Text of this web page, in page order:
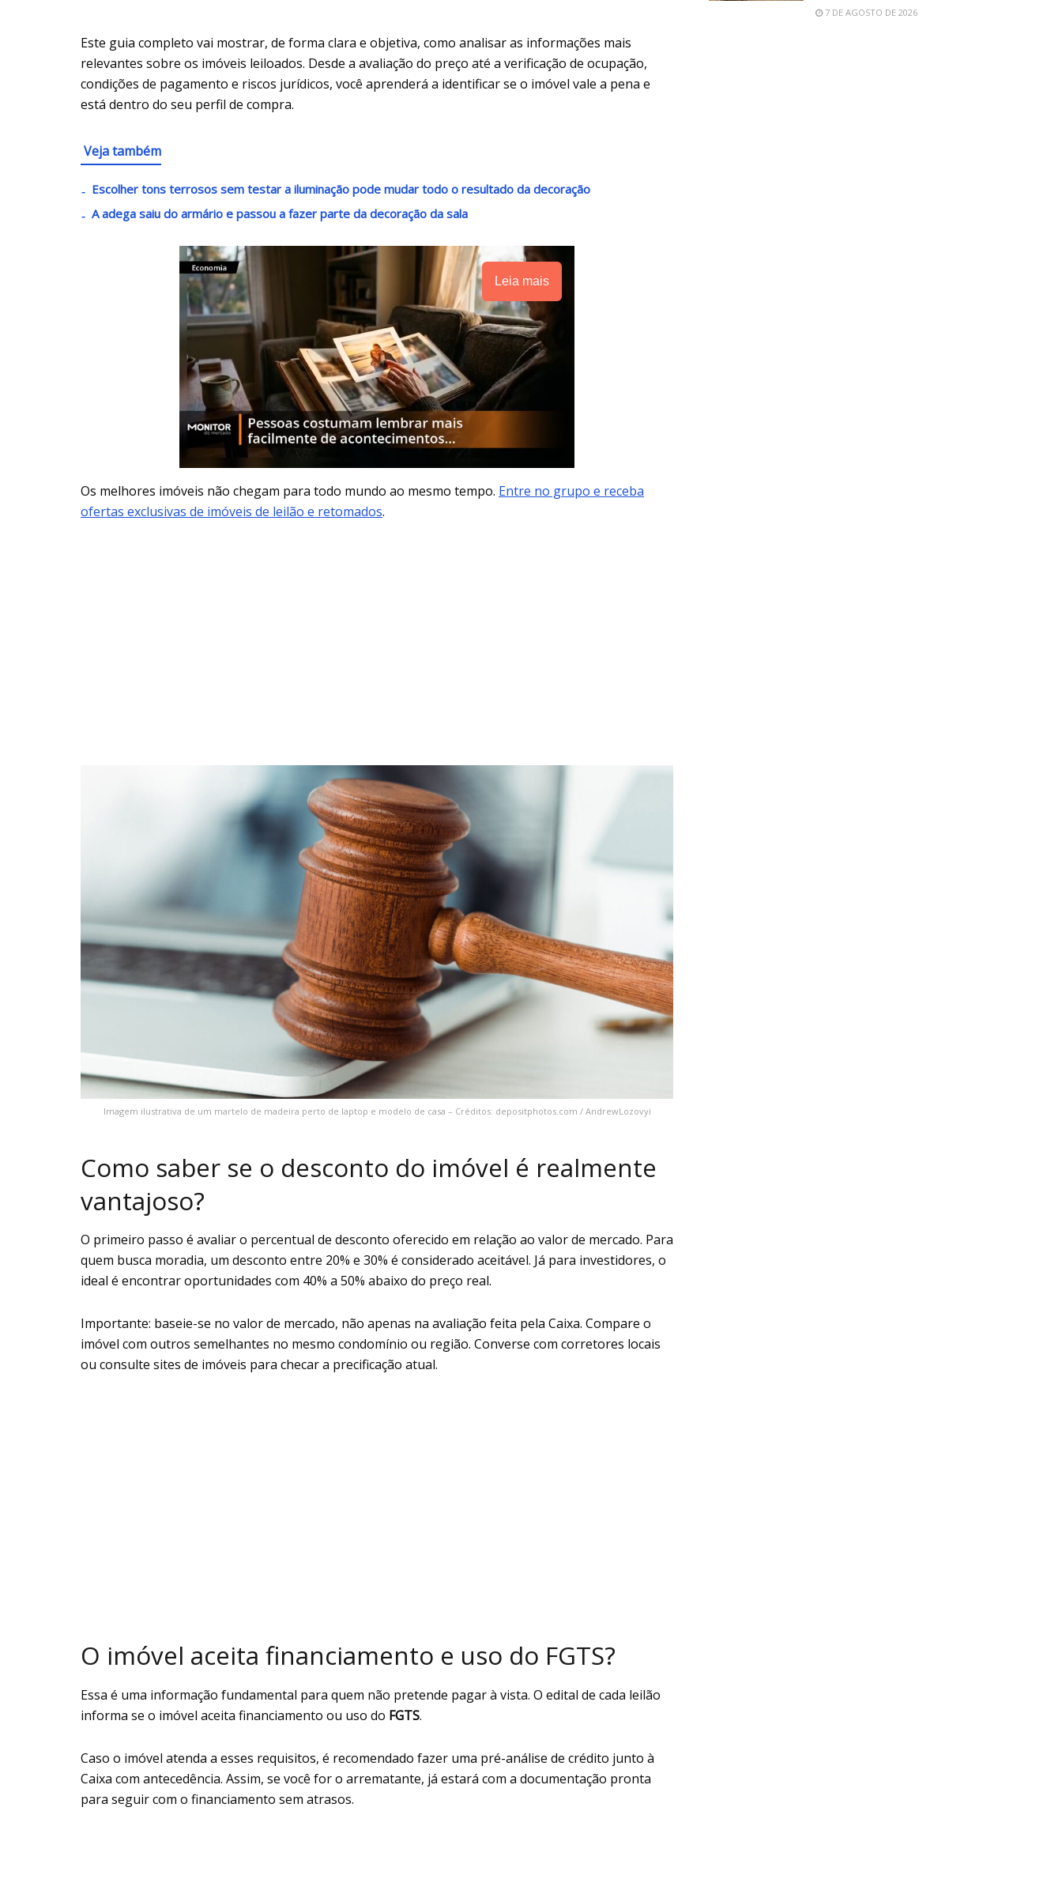
Este guia completo vai mostrar, de forma clara e objetiva, como analisar as informações mais
relevantes sobre os imóveis leiloados. Desde a avaliação do preço até a verificação de ocupação,
condições de pagamento e riscos jurídicos, você aprenderá a identificar se o imóvel vale a pena e
está dentro do seu perfil de compra.
Veja também
Escolher tons terrosos sem testar a iluminação pode mudar todo o resultado da decoração
A adega saiu do armário e passou a fazer parte da decoração da sala
Leia mais
Os melhores imóveis não chegam para todo mundo ao mesmo tempo. Entre no grupo e receba
ofertas exclusivas de imóveis de leilão e retomados.
Imagem ilustrativa de um martelo de madeira perto de laptop e modelo de casa – Créditos: depositphotos.com / AndrewLozovyi
Como saber se o desconto do imóvel é realmente
vantajoso?
O primeiro passo é avaliar o percentual de desconto oferecido em relação ao valor de mercado. Para
quem busca moradia, um desconto entre 20% e 30% é considerado aceitável. Já para investidores, o
ideal é encontrar oportunidades com 40% a 50% abaixo do preço real.
Importante: baseie-se no valor de mercado, não apenas na avaliação feita pela Caixa. Compare o
imóvel com outros semelhantes no mesmo condomínio ou região. Converse com corretores locais
ou consulte sites de imóveis para checar a precificação atual.
O imóvel aceita financiamento e uso do FGTS?
Essa é uma informação fundamental para quem não pretende pagar à vista. O edital de cada leilão
informa se o imóvel aceita financiamento ou uso do FGTS.
Caso o imóvel atenda a esses requisitos, é recomendado fazer uma pré-análise de crédito junto à
Caixa com antecedência. Assim, se você for o arrematante, já estará com a documentação pronta
para seguir com o financiamento sem atrasos.
7 DE AGOSTO DE 2026